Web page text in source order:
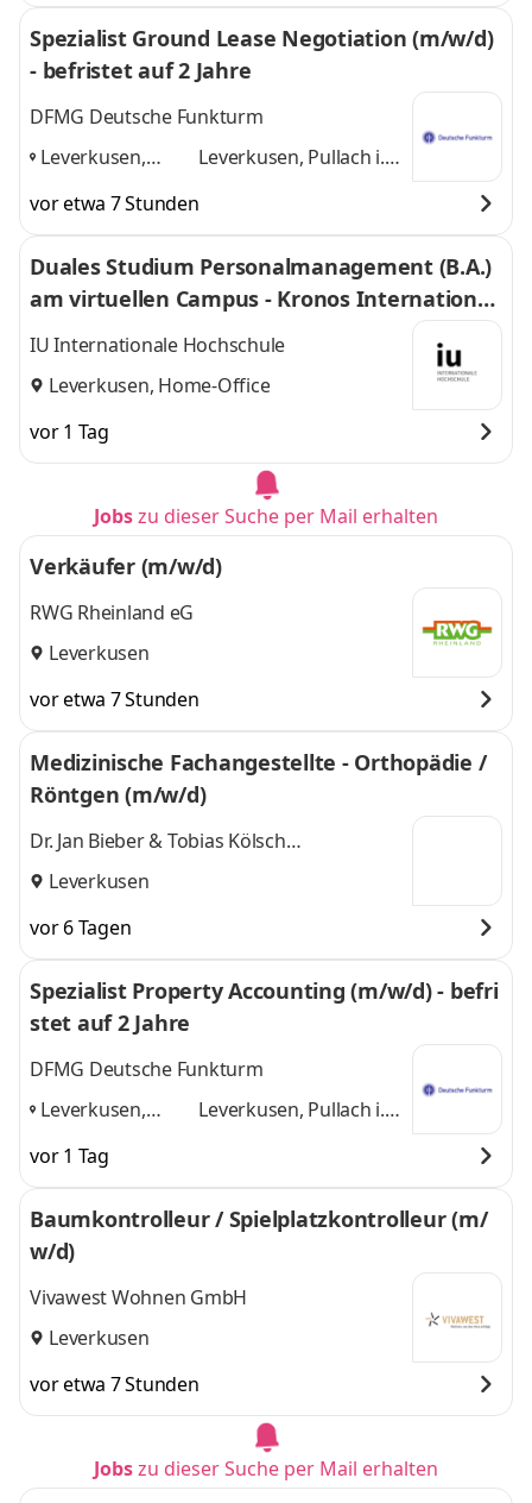
Spezialist Ground Lease Negotiation (m/w/d)
- befristet auf 2 Jahre
DFMG Deutsche Funkturm
Leverkusen,
Schönefeld,
Leverkusen, Pullach i.
vor etwa 7 Stunden
Duales Studium Personalmanagement (B.A.)
am virtuellen Campus - Kronos International,
Inc.
IU Internationale Hochschule
Leverkusen, Home-Office
vor 1 Tag
Jobszu dieser Suche per Mail erhalten
Verkäufer (m/w/d)
RWG Rheinland eG
Leverkusen
vor etwa 7 Stunden
Medizinische Fachangestellte - Orthopädie /
Röntgen (m/w/d)
Dr. Jan Bieber & Tobias Kölsch
Gemeinschaftspraxis für Orthopädie und
Leverkusen
vor 6 Tagen
Spezialist Property Accounting (m/w/d) - befri
stet auf 2 Jahre
DFMG Deutsche Funkturm
Leverkusen,
Schönefeld
Leverkusen, Pullach i.
vor 1 Tag
Baumkontrolleur / Spielplatzkontrolleur (m/
w/d)
Vivawest Wohnen GmbH
Leverkusen
vor etwa 7 Stunden
Jobszu dieser Suche per Mail erhalten